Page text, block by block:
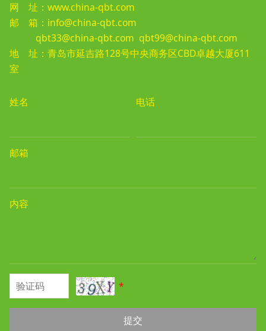
网 址：www.china-qbt.com
邮 箱： info@china-qbt.com
qbt33@china-qbt.com qbt99@china-qbt.com
地 址：青岛市延吉路128号中央商务区CBD卓越大厦611
室
姓名 电话
邮箱
内容
*
提交